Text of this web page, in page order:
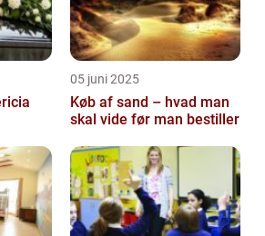
05 juni 2025
Køb af sand – hvad man
skal vide før man bestiller